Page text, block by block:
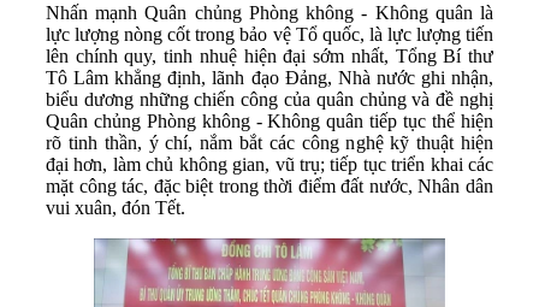
Nhấn mạnh Quân chủng Phòng không - Không quân là
lực lượng nòng cốt trong bảo vệ Tổ quốc, là lực lượng tiến
lên chính quy, tinh nhuệ hiện đại sớm nhất, Tổng Bí thư
Tô Lâm khẳng định, lãnh đạo Đảng, Nhà nước ghi nhận,
biểu dương những chiến công của quân chủng và đề nghị
Quân chủng Phòng không - Không quân tiếp tục thể hiện
rõ tinh thần, ý chí, nắm bắt các công nghệ kỹ thuật hiện
đại hơn, làm chủ không gian, vũ trụ; tiếp tục triển khai các
mặt công tác, đặc biệt trong thời điểm đất nước, Nhân dân
vui xuân, đón Tết.